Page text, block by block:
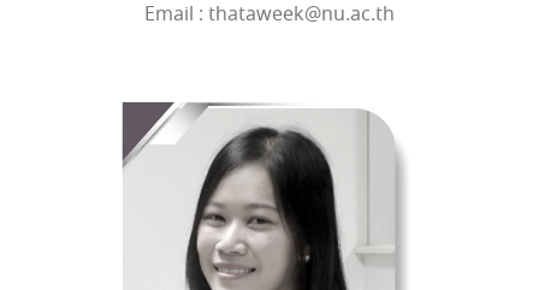
Email : thataweek@nu.ac.th